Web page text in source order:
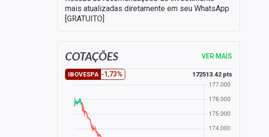
mais atualizadas diretamente em seu WhatsApp
[GRATUITO]
COTAÇÕES VER MAIS
IBOVESPA -1,73% 172513.42 pts